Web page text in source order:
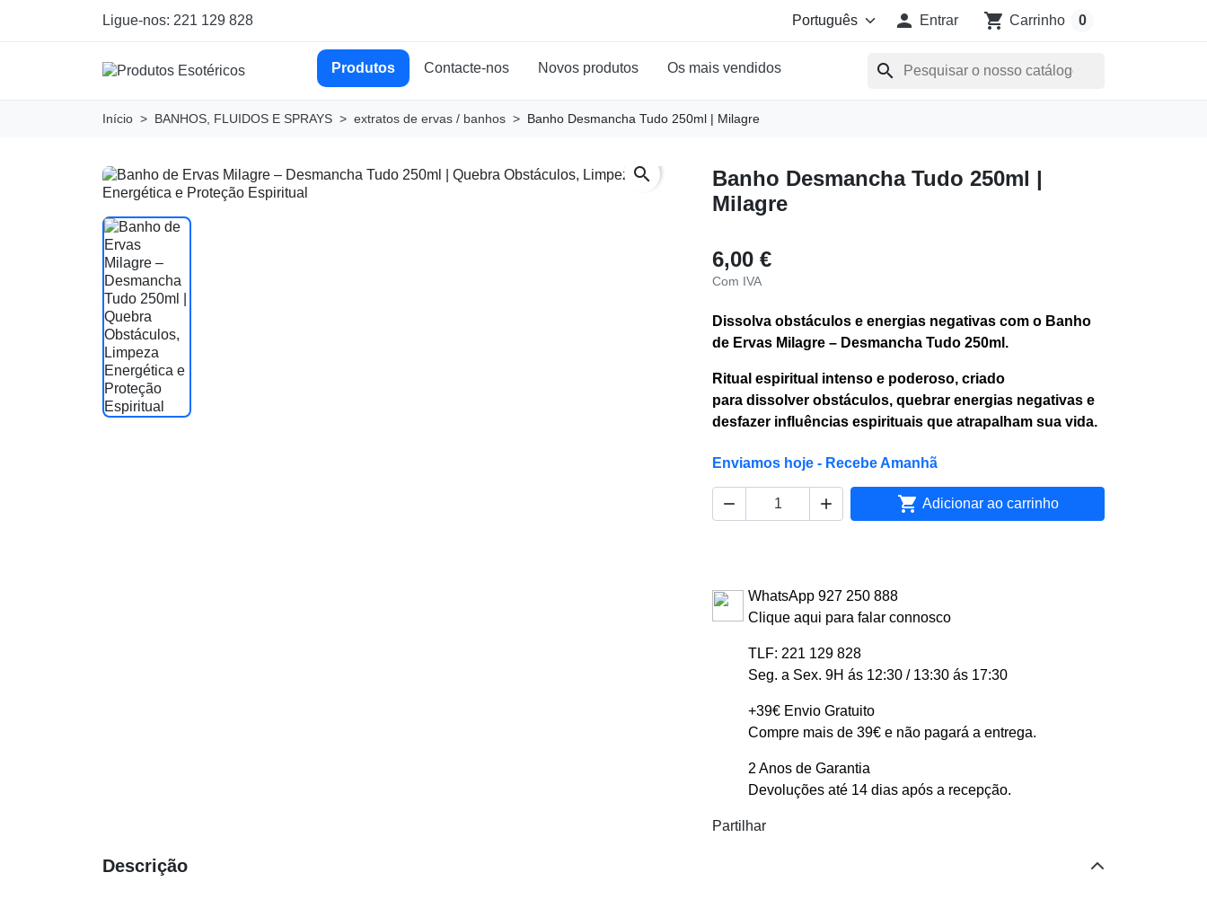
Ligue-nos: 221 129 828  Entrar shopping_cart Carrinho 0
Produtos Contacte-nos Novos produtos Os mais vendidos search
Início BANHOS, FLUIDOS E SPRAYS extratos de ervas / banhos Banho Desmancha Tudo 250ml | Milagre
search
Banho Desmancha Tudo 250ml |
Milagre
6,00 €
Com IVA
Dissolva obstáculos e energias negativas com o Banho
de Ervas Milagre – Desmancha Tudo 250ml.
Ritual espiritual intenso e poderoso, criado
para dissolver obstáculos, quebrar energias negativas e
desfazer influências espirituais que atrapalham sua vida.
Enviamos hoje - Recebe Amanhã
   Adicionar ao carrinho
WhatsApp 927 250 888
Clique aqui para falar connosco
TLF: 221 129 828
Seg. a Sex. 9H ás 12:30 / 13:30 ás 17:30
+39€ Envio Gratuito
Compre mais de 39€ e não pagará a entrega.
2 Anos de Garantia
Devoluções até 14 dias após a recepção.
Partilhar
Descrição